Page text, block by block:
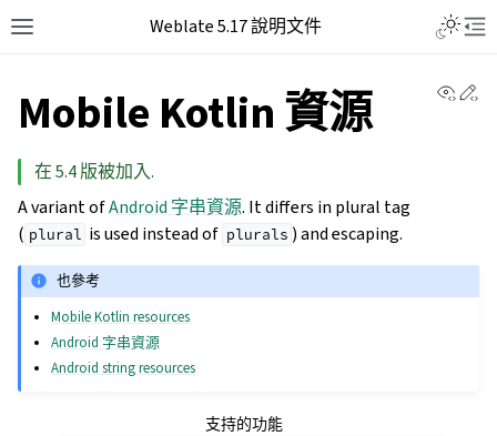
Weblate 5.17 說明文件
Mobile Kotlin 資源
在 5.4 版被加入.
A variant ofAndroid 字串資源. It differs in plural tag
( plural is used instead of plurals ) and escaping.
也參考
Mobile Kotlin resources
Android 字串資源
Android string resources
支持的功能